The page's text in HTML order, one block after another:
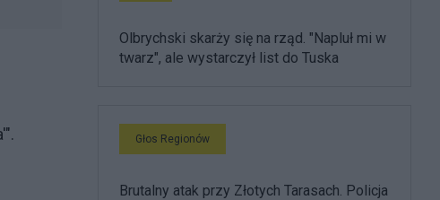
Olbrychski skarży się na rząd. "Napluł mi w
twarz", ale wystarczył list do Tuska
Głos Regionów
Brutalny atak przy Złotych Tarasach. Policja